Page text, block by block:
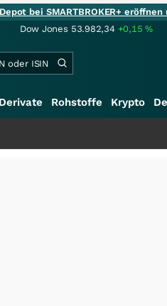
bei SMARTBROKER+
Dow Jones 53.982,34 +0,15%
Derivate Rohstoffe Krypto